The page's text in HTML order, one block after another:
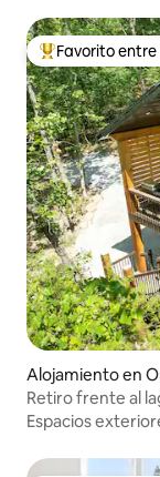
Favorito entre
Favorito
Alojamiento en
Retiro frente al
fría
Espacios